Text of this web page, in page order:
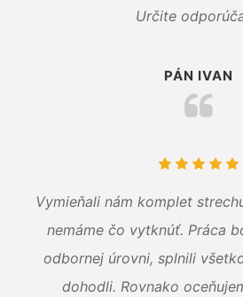
Určite
PÁN IVAN
Vymieňali nám komplet
nemáme čo vytknúť. Práca
odbornej úrovni, splnili
dohodli. Rovnako